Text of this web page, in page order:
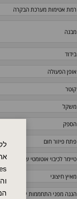
רמת אטימות מערכת הבקרה
מבנה
בידוד
אופן הפעולה
קוטר
משקל
הספק
פתח פיזור חום
טיימר לכיבוי אוטומטי של המכשיר
מאיץ חיצוני
הגנה מפני התחממות יתר